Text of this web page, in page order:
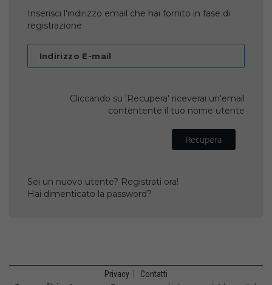
Inserisci l'indirizzo email che hai fornito in fase di
registrazione
Indirizzo E-mail
Cliccando su 'Recupera' riceverai un'email
contentente il tuo nome utente
Recupera
Sei un nuovo utente? Registrati ora!
Hai dimenticato la password?
Privacy Contatti